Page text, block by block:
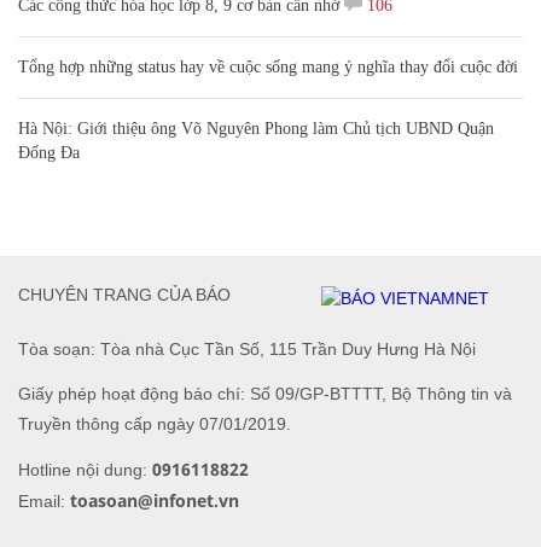
Các công thức hóa học lớp 8, 9 cơ bản cần nhớ 106
Tổng hợp những status hay về cuộc sống mang ý nghĩa thay đổi cuộc đời
Hà Nội: Giới thiệu ông Võ Nguyên Phong làm Chủ tịch UBND Quận
Đống Đa
Tòa soạn: Tòa nhà Cục Tần Số, 115 Trần Duy Hưng Hà Nội
Giấy phép hoạt động báo chí: Số 09/GP-BTTTT, Bộ Thông tin và
Truyền thông cấp ngày 07/01/2019.
Hotline nội dung: 0916118822
Email: toasoan@infonet.vn
CHUYÊN TRANG CỦA BÁO